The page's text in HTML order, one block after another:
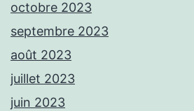
octobre 2023
septembre 2023
août 2023
juillet 2023
juin 2023